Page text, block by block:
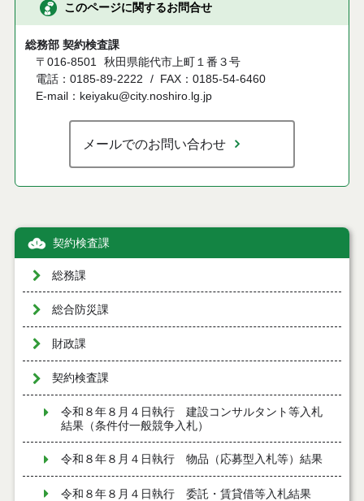
このページに関するお問合せ
総務部 契約検査課
〒016-8501 秋田県能代市上町１番３号
電話：0185-89-2222
FAX：0185-54-6460
E-mail：keiyaku@city.noshiro.lg.jp
メールでのお問い合わせ
契約検査課
総務課
総合防災課
財政課
契約検査課
令和８年８月４日執行 建設コンサルタント等入札
結果（条件付一般競争入札）
令和８年８月４日執行 物品（応募型入札等）結果
令和８年８月４日執行 委託・賃貸借等入札結果